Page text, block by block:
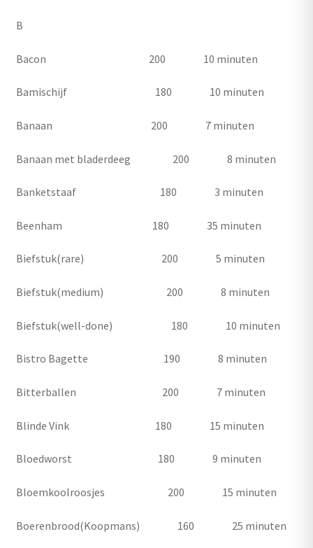
B
Bacon 200 10 minuten
Bamischijf 180 10 minuten
Banaan 200 7 minuten
Banaan met bladerdeeg 200 8 minuten
Banketstaaf 180 3 minuten
Beenham 180 35 minuten
Biefstuk(rare) 200 5 minuten
Biefstuk(medium) 200 8 minuten
Biefstuk(well-done) 180 10 minuten
Bistro Bagette 190 8 minuten
Bitterballen 200 7 minuten
Blinde Vink 180 15 minuten
Bloedworst 180 9 minuten
Bloemkoolroosjes 200 15 minuten
Boerenbrood(Koopmans) 160 25 minuten